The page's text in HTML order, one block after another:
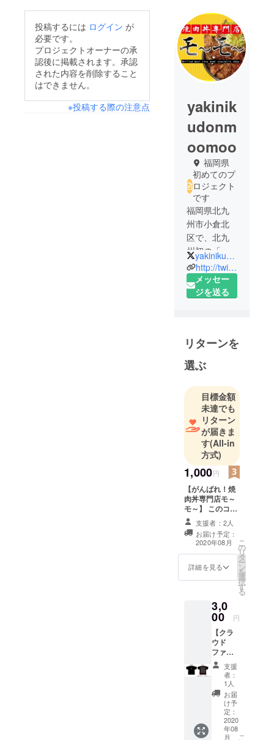
投稿するには ログイン が
必要です。
プロジェクトオーナーの承
認後に掲載されます。承認
された内容を削除すること
はできません。
※投稿する際の注意点
yakinik
udonm
oomoo
福岡県
初めてのプ
ロジェクト
です
福岡県北九
州市小倉北
区で、北九
州初の「焼
肉丼専門
店」を2020
年3月にオー
食べたく
なったとき
に、1人でも
気軽にそし
てリーズナ
ブルに焼肉
を食べられ
る場所とし
て、地域の
皆様をはじ
め、北九州
近郊の皆様
にもご愛顧
いただいて
おります。
焼肉では定
ビ丼」やヘ
人気の「ハ
ラミ丼」
花びら状に
盛り付けて
SNS映えも
抜群の「ね
ぎ塩上タン
近年では珍
しい牛ユッ
ケをオリジ
yakinikumoomoo
http://twitter.com/yakinikumoomoo
メッセー
ジを送る
リターンを
選ぶ
目標金額
未達でも
リターン
が届きま
す(All-in
方式)
1,000円
【がんばれ！焼
肉丼専門店モ～
モ～】 このコー
スは、純粋なご
支援のお願いで
す。 ご支援いた
だいた方には、
焼肉丼専門店モ
～モ～からお礼
支援者：2人
お届け予定：
2020年08月
詳細を見る
こ
の
リ
タ
ー
ン
を
選
択
す
る
3,0
00 円
【クラ
ウド
ファン
ディン
グ限定T
シャ
ツ】 背
中にご
支援い
ただい
た方の
支援
者：
1人
お届
け予
定：
2020
年08
月
こ